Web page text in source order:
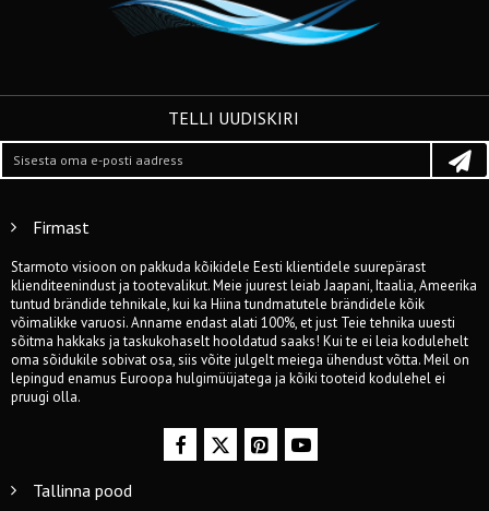
TELLI UUDISKIRI
Firmast
Starmoto visioon on pakkuda kõikidele Eesti klientidele suurepärast
klienditeenindust ja tootevalikut. Meie juurest leiab Jaapani, Itaalia, Ameerika
tuntud brändide tehnikale, kui ka Hiina tundmatutele brändidele kõik
võimalikke varuosi. Anname endast alati 100%, et just Teie tehnika uuesti
sõitma hakkaks ja taskukohaselt hooldatud saaks! Kui te ei leia kodulehelt
oma sõidukile sobivat osa, siis võite julgelt meiega ühendust võtta. Meil on
lepingud enamus Euroopa hulgimüüjatega ja kõiki tooteid kodulehel ei
pruugi olla.
Tallinna pood